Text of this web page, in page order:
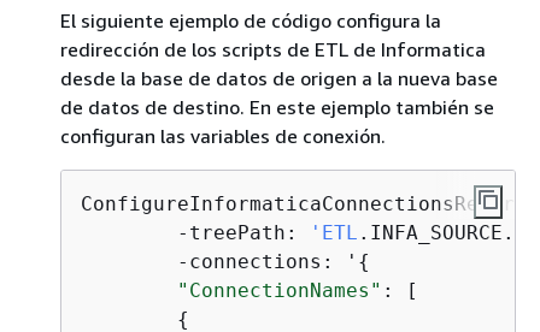
El siguiente ejemplo de código configura la
redirección de los scripts de ETL de Informatica
desde la base de datos de origen a la nueva base
de datos de destino. En este ejemplo también se
configuran las variables de conexión.
	-treePath:
'ETL
	-connections: '
{
"ConnectionNames" : [
{